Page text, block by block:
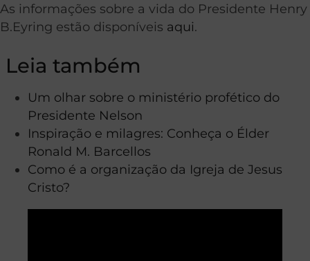
As informações sobre a vida do Presidente Henry
B.Eyring estão disponíveis aqui.
Leia também
Um olhar sobre o ministério profético do
Presidente Nelson
Inspiração e milagres: Conheça o Élder
Ronald M. Barcellos
Como é a organização da Igreja de Jesus
Cristo?